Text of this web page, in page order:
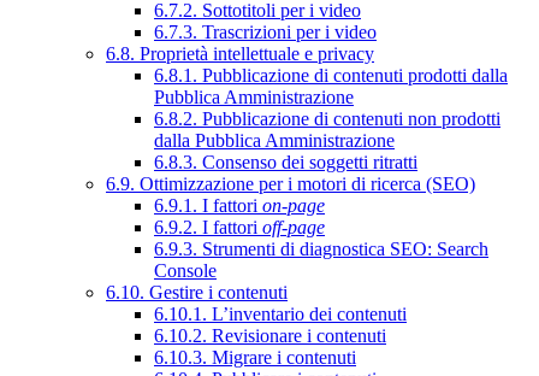
6.7.2. Sottotitoli per i video
6.7.3. Trascrizioni per i video
6.8. Proprietà intellettuale e privacy
6.8.1. Pubblicazione di contenuti prodotti dalla
Pubblica Amministrazione
6.8.2. Pubblicazione di contenuti non prodotti
dalla Pubblica Amministrazione
6.8.3. Consenso dei soggetti ritratti
6.9. Ottimizzazione per i motori di ricerca (SEO)
6.9.1. I fattori on-page
6.9.2. I fattori off-page
6.9.3. Strumenti di diagnostica SEO: Search
Console
6.10. Gestire i contenuti
6.10.1. L’inventario dei contenuti
6.10.2. Revisionare i contenuti
6.10.3. Migrare i contenuti